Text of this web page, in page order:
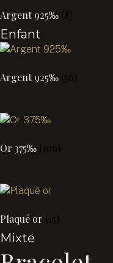
Argent 925‰ (8)
Enfant
Argent 925‰ (56)
Or 375‰ (106)
Plaqué or (15)
Mixte